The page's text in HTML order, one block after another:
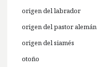
origen del labrador
origen del pastor alemán
origen del siamés
otoño